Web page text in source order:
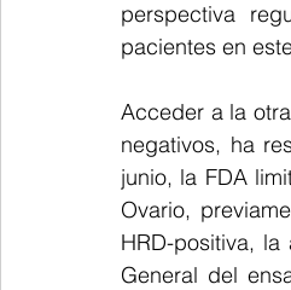
perspectiva
pacientes en
Acceder a la
negativos, ha
junio, la FDA
Ovario,
HRD-positiva,
General del